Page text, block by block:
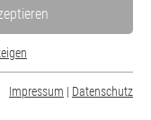
Kopiecny, hinten v. l.:
Geiger, Marianne
Heinz Wamser, Margit
der Webseite
einwandfrei
Impressum | Datenschutz